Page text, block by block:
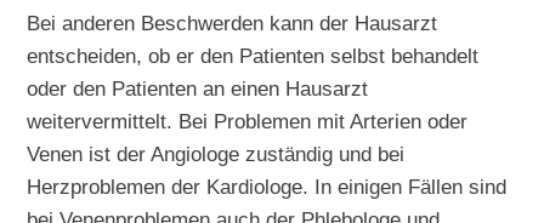
Bei anderen Beschwerden kann der Hausarzt
entscheiden, ob er den Patienten selbst behandelt
oder den Patienten an einen Hausarzt
weitervermittelt. Bei Problemen mit Arterien oder
Venen ist der Angiologe zuständig und bei
Herzproblemen der Kardiologe. In einigen Fällen sind